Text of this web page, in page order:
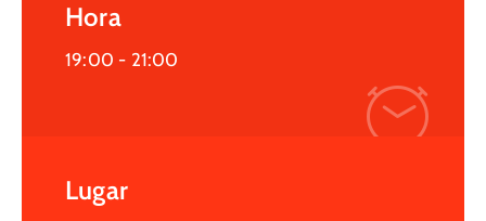
Hora
19:00 - 21:00
Lugar